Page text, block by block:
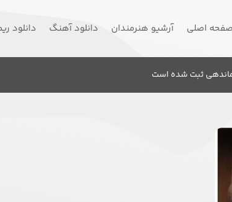
صفحه اصلی آرشیو هنرمندان دانلود آهنگ دانلود
ثبت شده است